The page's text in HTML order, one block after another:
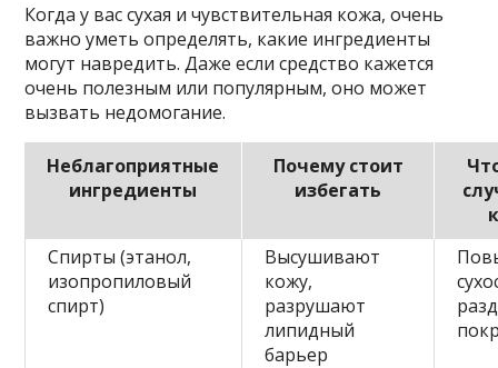
Когда у вас сухая и чувствительная кожа, очень
важно уметь определять, какие ингредиенты
могут навредить. Даже если средство кажется
очень полезным или популярным, оно может
вызвать недомогание.
Неблагоприятные
ингредиенты
Почему стоит
избегать
Спирты (этанол,
изопропиловый
спирт)
Высушивают
кожу,
разрушают
липидный
барьер